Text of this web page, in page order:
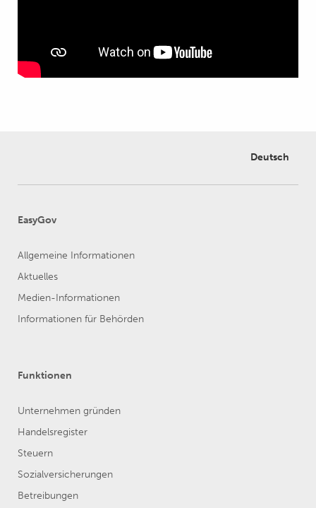
Deutsch
EasyGov
Allgemeine Informationen
Aktuelles
Medien-Informationen
Informationen für Behörden
Funktionen
Unternehmen gründen
Handelsregister
Steuern
Sozialversicherungen
Betreibungen